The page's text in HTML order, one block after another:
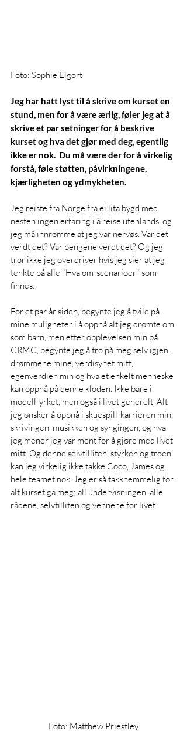
Foto: Sophie Elgort
Jeg har hatt lyst til å skrive om kurset en
stund, men for å være ærlig, føler jeg at å
skrive et par setninger for å beskrive
kurset og hva det gjør med deg, egentlig
ikke er nok.  Du må være der for å virkelig
forstå, føle støtten, påvirkningene,
kjærligheten og ydmykheten.
Jeg reiste fra Norge fra ei lita bygd med
nesten ingen erfaring i å reise utenlands, og
jeg må innrømme at jeg var nervøs. Var det
verdt det? Var pengene verdt det? Og jeg
tror ikke jeg overdriver hvis jeg sier at jeg
tenkte på alle "Hva om-scenarioer" som
finnes.
For et par år siden, begynte jeg å tvile på
mine muligheter i å oppnå alt jeg drømte om
som barn, men etter opplevelsen min på
CRMC, begynte jeg å tro på meg selv igjen,
drømmene mine, verdisynet mitt,
egenverdien min og hva et enkelt menneske
kan oppnå på denne kloden. Ikke bare i
modell-yrket, men også i livet generelt. Alt
jeg ønsker å oppnå i skuespill-karrieren min,
skrivingen, musikken og syngingen, og hva
jeg mener jeg var ment for å gjøre med livet
mitt. Og denne selvtilliten, styrken og troen
kan jeg virkelig ikke takke Coco, James og
hele teamet nok. Jeg er så takknemmelig for
alt kurset ga meg; all undervisningen, alle
rådene, selvtilliten og vennene for livet.
Foto: Matthew Priestley